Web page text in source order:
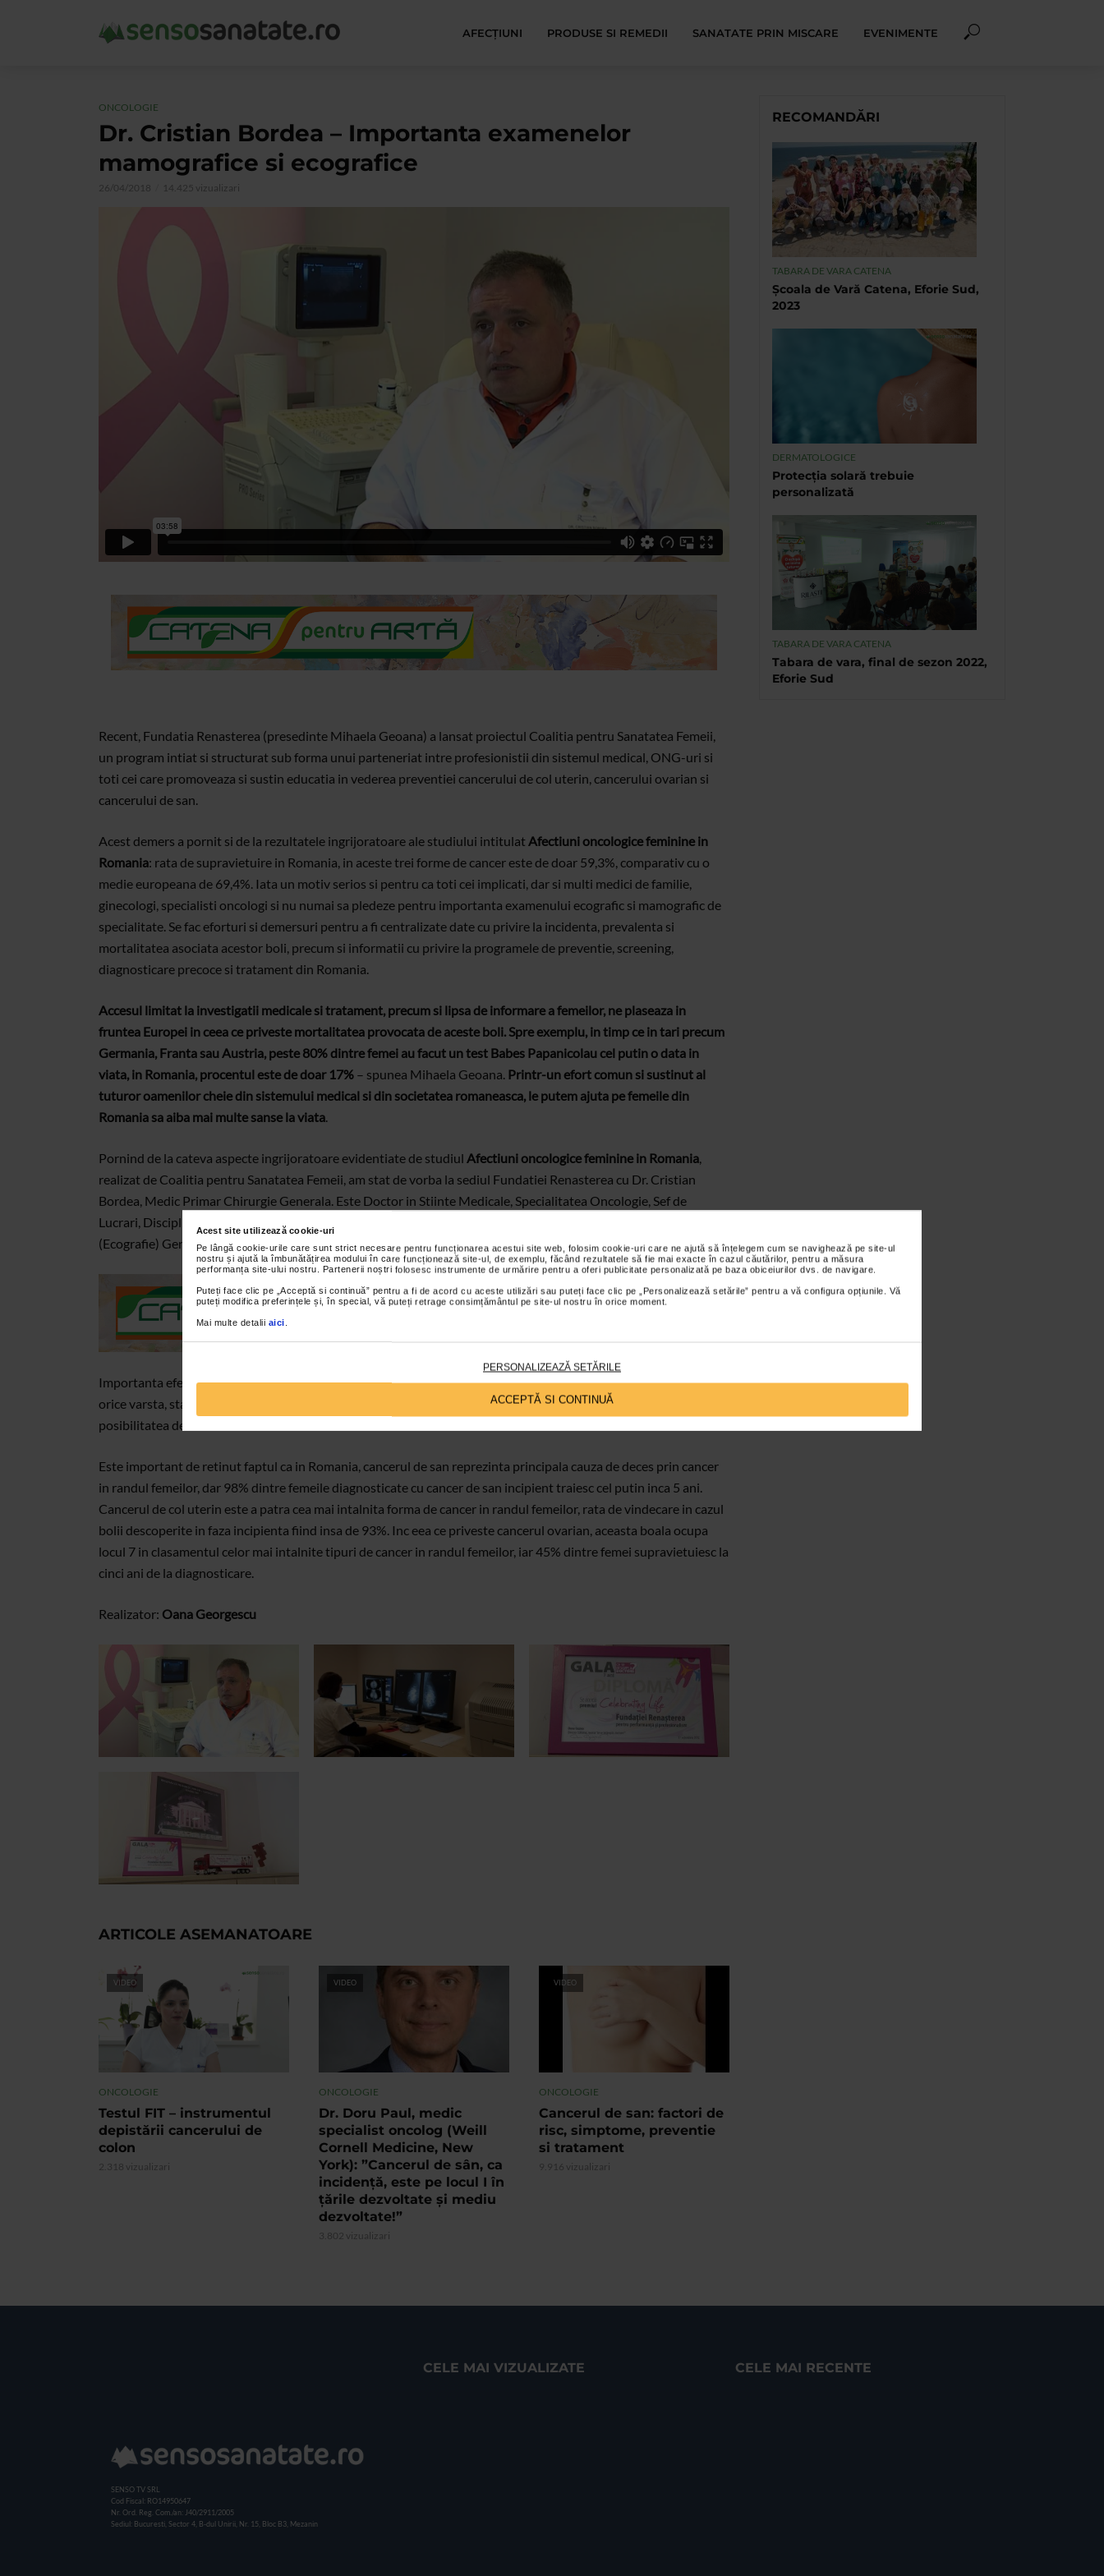
Acest site utilizează cookie-uri
Pe lângă cookie-urile care sunt strict necesare pentru funcționarea acestui site web, folosim cookie-uri care ne ajută să înțelegem cum se navighează pe site-ul
nostru și ajută la îmbunătățirea modului în care funcționează site-ul, de exemplu, făcând rezultatele să fie mai exacte în cazul căutărilor, pentru a măsura
performanța site-ului nostru. Partenerii noștri folosesc instrumente de urmărire pentru a oferi publicitate personalizată pe baza obiceiurilor dvs. de navigare.
Puteți face clic pe „Acceptă si continuă” pentru a fi de acord cu aceste utilizări sau puteți face clic pe „Personalizează setările” pentru a vă configura opțiunile. Vă
puteți modifica preferințele și, în special, vă puteți retrage consimțământul pe site-ul nostru în orice moment.
Mai multe detalii aici
PERSONALIZEAZĂ SETĂRILE
ACCEPTĂ SI CONTINUĂ
AFECŢIUNI PRODUSE SI REMEDII SANATATE PRIN MISCARE EVENIMENTE
ONCOLOGIE
Dr. Cristian Bordea – Importanta examenelor
mamografice si ecografice
26/04/2018 14.425 vizualizari
Recent, Fundatia Renasterea (presedinte Mihaela Geoana) a lansat proiectul Coalitia pentru Sanatatea Femeii,
un program intiat si structurat sub forma unui parteneriat intre profesionistii din sistemul medical, ONG-uri si
toti cei care promoveaza si sustin educatia in vederea preventiei cancerului de col uterin, cancerului ovarian si
cancerului de san.
Acest demers a pornit si de la rezultatele ingrijoratoare ale studiului intitulat Afectiuni oncologice feminine in
Romania: rata de supravietuire in Romania, in aceste trei forme de cancer este de doar 59,3%, comparativ cu o
medie europeana de 69,4%. Iata un motiv serios si pentru ca toti cei implicati, dar si multi medici de familie,
ginecologi, specialisti oncologi si nu numai sa pledeze pentru importanta examenului ecografic si mamografic de
specialitate. Se fac eforturi si demersuri pentru a fi centralizate date cu privire la incidenta, prevalenta si
mortalitatea asociata acestor boli, precum si informatii cu privire la programele de preventie, screening,
diagnosticare precoce si tratament din Romania.
Accesul limitat la investigatii medicale si tratament, precum si lipsa de informare a femeilor, ne plaseaza in
fruntea Europei in ceea ce priveste mortalitatea provocata de aceste boli. Spre exemplu, in timp ce in tari precum
Germania, Franta sau Austria, peste 80% dintre femei au facut un test Babes Papanicolau cel putin o data in
viata, in Romania, procentul este de doar 17% – spunea Mihaela Geoana. Printr-un efort comun si sustinut al
tuturor oamenilor cheie din sistemului medical si din societatea romaneasca, le putem ajuta pe femeile din
Romania sa aiba mai multe sanse la viata
Pornind de la cateva aspecte ingrijoratoare evidentiate de studiul Afectiuni oncologice feminine in Romania
realizat de Coalitia pentru Sanatatea Femeii, am stat de vorba la sediul Fundatiei Renasterea cu Dr. Cristian
Bordea, Medic Primar Chirurgie Generala. Este Doctor in Stiinte Medicale, Specialitatea Oncologie, Sef de
Lucrari, Disciplina de Chirurgie Oncologica la UMF
(Ecografie) Generala si Supraspecializare in Chirurgie Oncologica.
Importanta efectuarii examenului ecografic si mamografic pledeaza pentru sanatatea femeii zilelor noastre (de
orice varsta, statut social, venit, profesie, mediu) si garanteaza depistarea unor afectiuni in faza incipienta, dand
posibilitatea de a fi tratate cat mai eficient.
Este important de retinut faptul ca in Romania, cancerul de san reprezinta principala cauza de deces prin cancer
in randul femeilor, dar 98% dintre femeile diagnosticate cu cancer de san incipient traiesc cel putin inca 5 ani.
Cancerul de col uterin este a patra cea mai intalnita forma de cancer in randul femeilor, rata de vindecare in cazul
bolii descoperite in faza incipienta fiind insa de 93%. Inc eea ce priveste cancerul ovarian, aceasta boala ocupa
locul 7 in clasamentul celor mai intalnite tipuri de cancer in randul femeilor, iar 45% dintre femei supravietuiesc la
cinci ani de la diagnosticare.
Realizator: Oana Georgescu
ARTICOLE ASEMANATOARE
VIDEO
ONCOLOGIE
Testul FIT – instrumentul
depistării cancerului de
colon
2.318 vizualizari
VIDEO
ONCOLOGIE
Dr. Doru Paul, medic
specialist oncolog (Weill
Cornell Medicine, New
York): ”Cancerul de sân, ca
incidență, este pe locul I în
țările dezvoltate și mediu
dezvoltate!”
3.802 vizualizari
VIDEO
ONCOLOGIE
Cancerul de san: factori de
risc, simptome, preventie
si tratament
9.916 vizualizari
RECOMANDĂRI
TABARA DE VARA CATENA
Școala de Vară Catena, Eforie Sud,
2023
DERMATOLOGICE
Protecția solară trebuie
personalizată
TABARA DE VARA CATENA
Tabara de vara, final de sezon 2022,
Eforie Sud
SENSO TV SRL
Cod Fiscal: RO14950647
Nr. Ord. Reg. Com./an: J40/2911/2005
Sediul: Bucuresti, Sector 4, B-dul Unirii, Nr. 15, Bloc B3, Mezanin
CELE MAI VIZUALIZATE CELE MAI RECENTE